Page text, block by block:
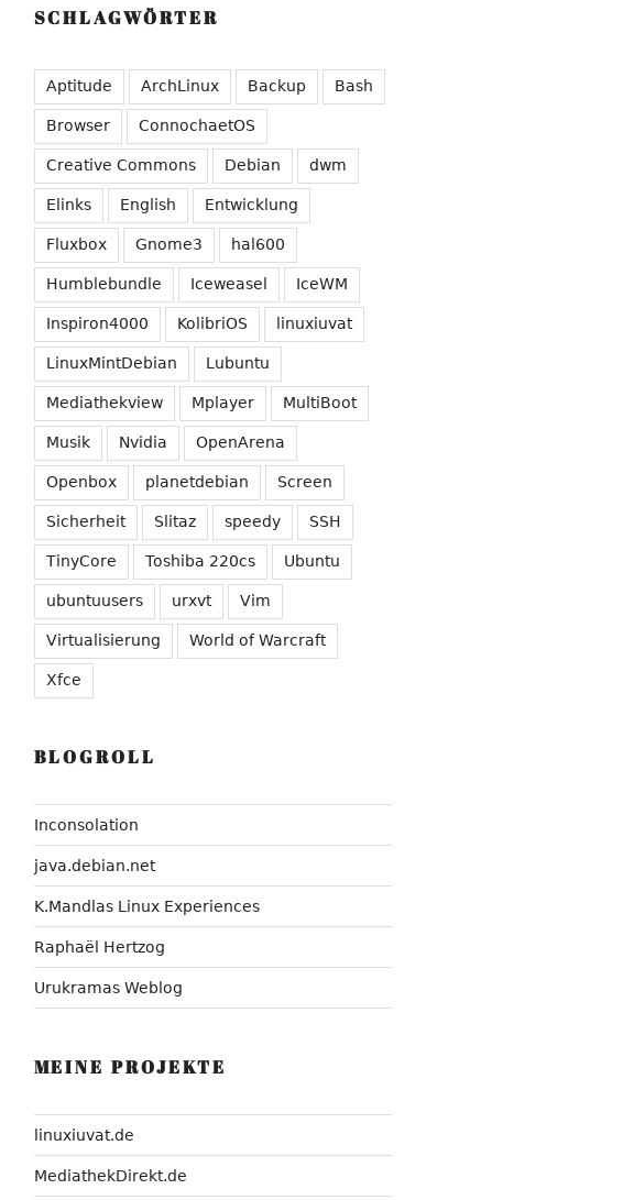
SCHLAGWÖRTER
Aptitude ArchLinux Backup Bash
Browser ConnochaetOS
Creative Commons Debian dwm
Elinks English Entwicklung
Fluxbox Gnome3 hal600
Humblebundle Iceweasel IceWM
Inspiron4000 KolibriOS linuxiuvat
LinuxMintDebian Lubuntu
Mediathekview Mplayer MultiBoot
Musik Nvidia OpenArena
Openbox planetdebian Screen
Sicherheit Slitaz speedy SSH
TinyCore Toshiba 220cs Ubuntu
ubuntuusers urxvt Vim
Virtualisierung World of Warcraft
Xfce
BLOGROLL
Inconsolation
java.debian.net
K.Mandlas Linux Experiences
Raphaël Hertzog
Urukramas Weblog
MEINE PROJEKTE
linuxiuvat.de
MediathekDirekt.de